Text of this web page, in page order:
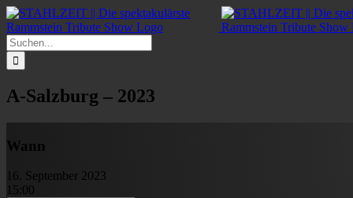
Zum
Inhalt
springen
Suche
nach:
A-Salzburg – 2023
Wann
16. September 2023
15:00